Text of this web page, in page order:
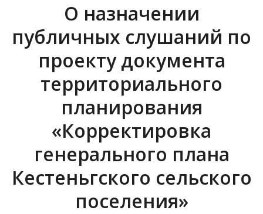
О назначении
публичных слушаний по
проекту документа
территориального
планирования
«Корректировка
генерального плана
Кестеньгского сельского
поселения»